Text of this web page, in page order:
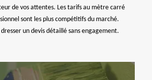
de vos attentes. Les tarifs au mètre carré
sont les plus compétitifs du marché.
un devis détaillé sans engagement.